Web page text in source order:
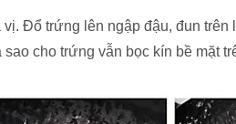
vị. Đổ trứng lên ngập đậu, đun
cho trứng vẫn bọc kín bề mặt